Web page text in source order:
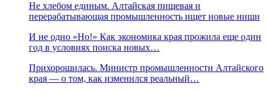
Не хлебом единым. Алтайская пищевая и
перерабатывающая промышленность ищет новые ниши
И не одно «Но!» Как экономика края прожила еще один
год в условиях поиска новых…
Прихорошилась. Министр промышленности Алтайского
края — о том, как изменился реальный…